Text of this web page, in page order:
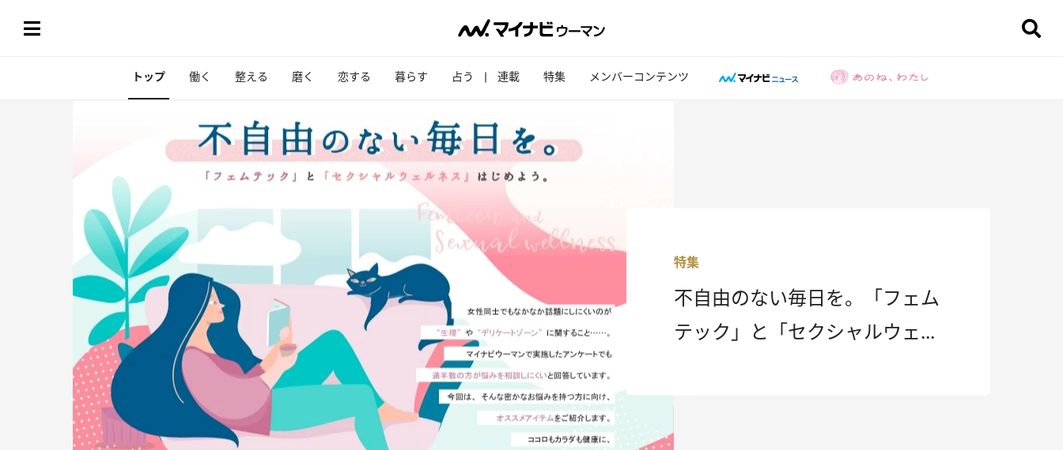
トップ 働く 整える 磨く 恋する 暮らす 占う 連載 特集 メンバーコンテンツ
特集
不自由のない毎日を。「フェム
テック」と「セクシャルウェ...